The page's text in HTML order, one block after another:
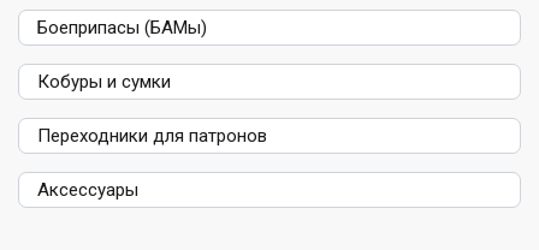
Боеприпасы (БАМы)
Кобуры и сумки
Переходники для патронов
Аксессуары